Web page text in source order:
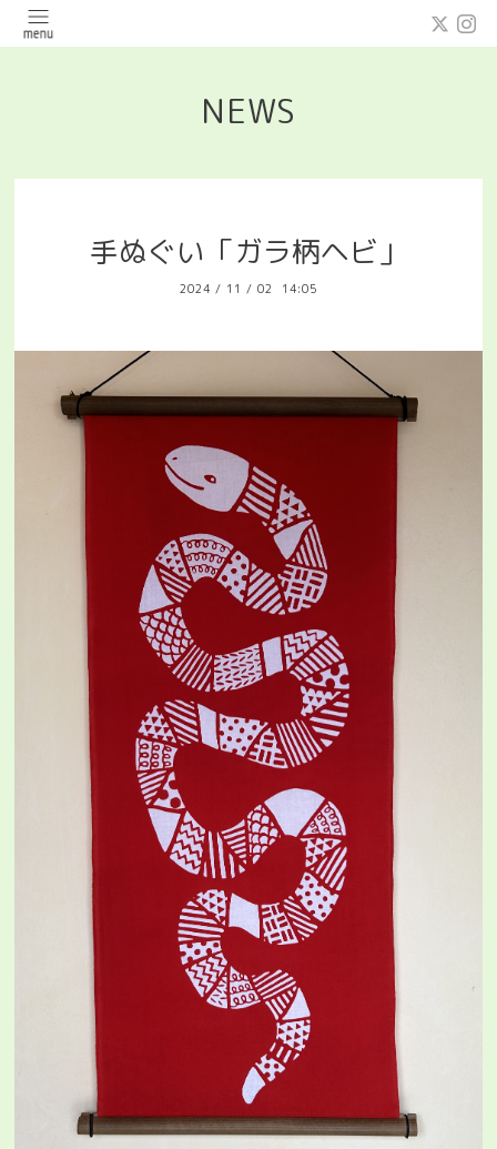
NEWS
手ぬぐい「ガラ柄ヘビ」
2024 / 11 / 02 14:05